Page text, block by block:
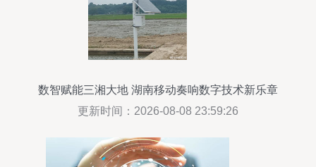
数智赋能三湘大地 湖南移动奏响数字技术新乐章
更新时间：2026-08-08 23:59:26